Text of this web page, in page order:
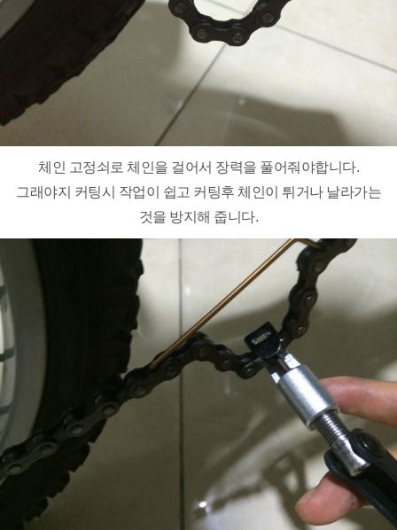
체인 고정쇠로 체인을 걸어서 장력을 풀어줘야합니다.
그래야지 커팅시 작업이 쉽고 커팅후 체인이 튀거나 날라가는
것을 방지해 줍니다.